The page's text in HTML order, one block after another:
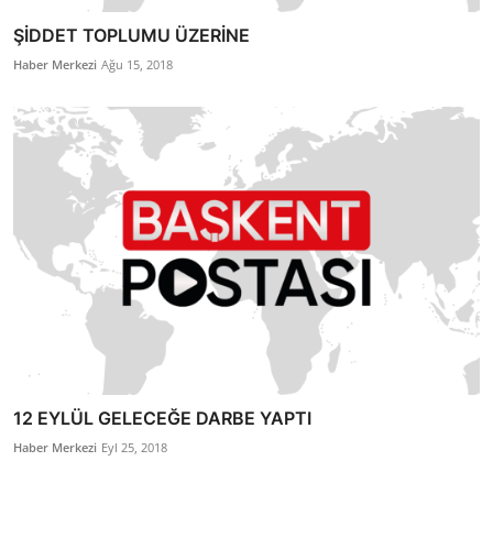
ŞİDDET TOPLUMU ÜZERİNE
Haber Merkezi Ağu 15, 2018
12 EYLÜL GELECEĞE DARBE YAPTI
Haber Merkezi Eyl 25, 2018